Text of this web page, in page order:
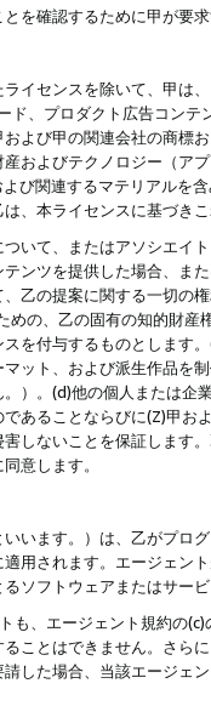
を確認するために甲が要
イセンスを除いて、甲は
ド、プロダクト広告コン
よび甲の関連会社の商
およびテクノロジー（ア
よび関連するマテリアル
、本ライセンスに基づき
いて、またはアソシエイ
ンツを提供した場合、ま
乙の提案に関する一切
めの、乙の固有の知的財
を付与するものとします
ット、および派生作品を
）。(d)他の個人または
あることならびに(Z)甲
しないことを保証します
意します。
いいます。）は、乙がプロ
用されます。エージェン
ソフトウェアまたはサー
も、エージェント規約の
ことはできません。さら
した場合、当該エージェ